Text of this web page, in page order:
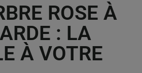
ROSE À
: LA
À VOTRE